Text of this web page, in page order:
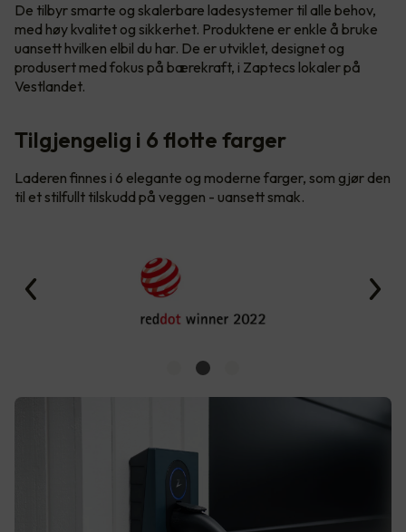
De tilbyr smarte og skalerbare ladesystemer til alle behov,
med høy kvalitet og sikkerhet. Produktene er enkle å bruke
uansett hvilken elbil du har. De er utviklet, designet og
produsert med fokus på bærekraft, i Zaptecs lokaler på
Vestlandet.
Tilgjengelig i 6 flotte farger
Laderen finnes i 6 elegante og moderne farger, som gjør den
til et stilfullt tilskudd på veggen - uansett smak.